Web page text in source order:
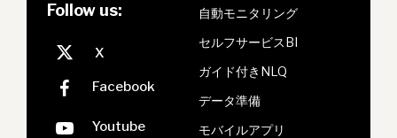
Follow us:
自動モニタリング
セルフサービスBI
ガイド付きNLQ
データ準備
モバイルアプリ